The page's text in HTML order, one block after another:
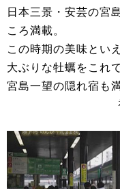
日本三景・安芸の宮
ころ満載。
この時期の美味とい
大ぶりな牡蠣をこれ
宮島一望の隠れ宿も